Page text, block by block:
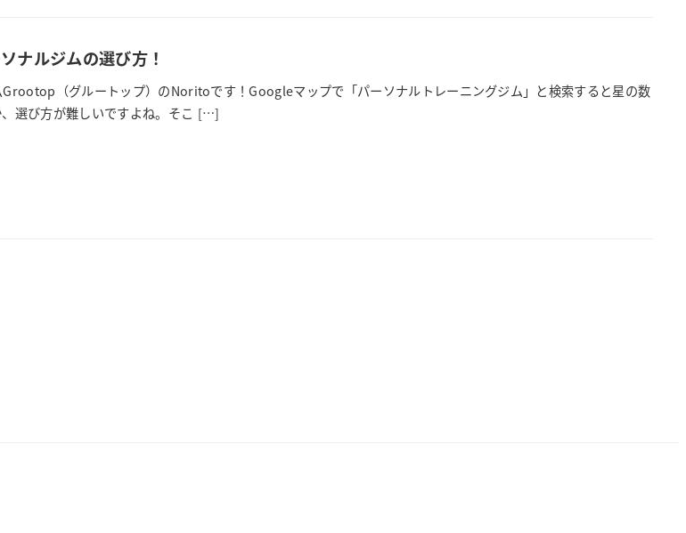
ナルジムの選び方！
（グルートップ）のNoritoです！Googleマップで「パーソナルトレーニングジム」と検索すると星の数
選び方が難しいですよね。そこ […]